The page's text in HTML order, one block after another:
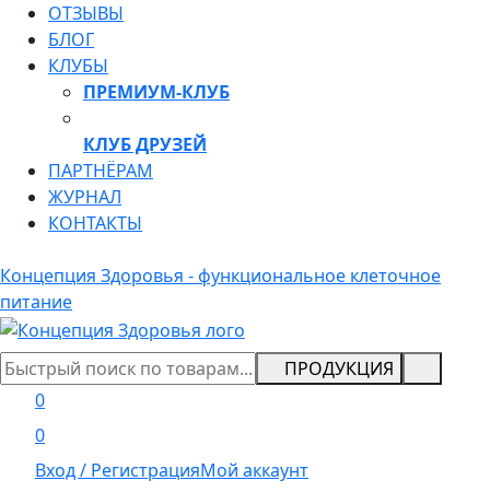
ОТЗЫВЫ
БЛОГ
КЛУБЫ
ПРЕМИУМ-КЛУБ
КЛУБ ДРУЗЕЙ
ПАРТНЁРАМ
ЖУРНАЛ
КОНТАКТЫ
Концепция Здоровья - функциональное клеточное
питание
ПРОДУКЦИЯ
0
0
Вход / РегистрацияМой аккаунт